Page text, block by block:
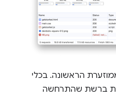
הראשונה. בכלי
ברשת שהתרחשה